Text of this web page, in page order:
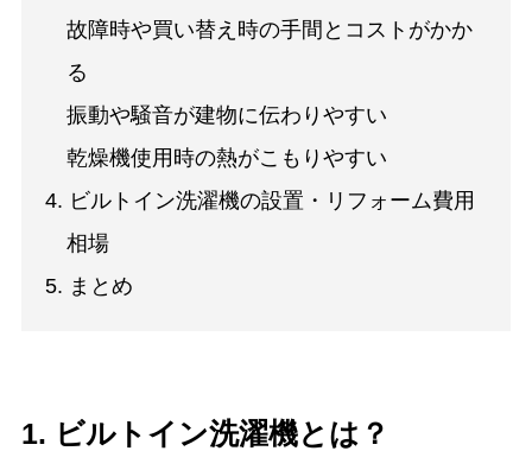
故障時や買い替え時の手間とコストがかか
る
振動や騒音が建物に伝わりやすい
乾燥機使用時の熱がこもりやすい
4. ビルトイン洗濯機の設置・リフォーム費用
相場
5. まとめ
1. ビルトイン洗濯機とは？